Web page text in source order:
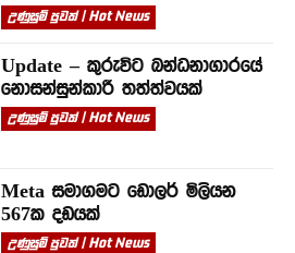
උණුසුම් පුවත් | Hot News
Update – කුරුවිට බන්ධනාගාරයේ
නොසන්සුන්කාරී තත්ත්වයක්
උණුසුම් පුවත් | Hot News
Meta සමාගමට ඩොලර් මිලියන
567ක දඩයක්
උණුසුම් පුවත් | Hot News